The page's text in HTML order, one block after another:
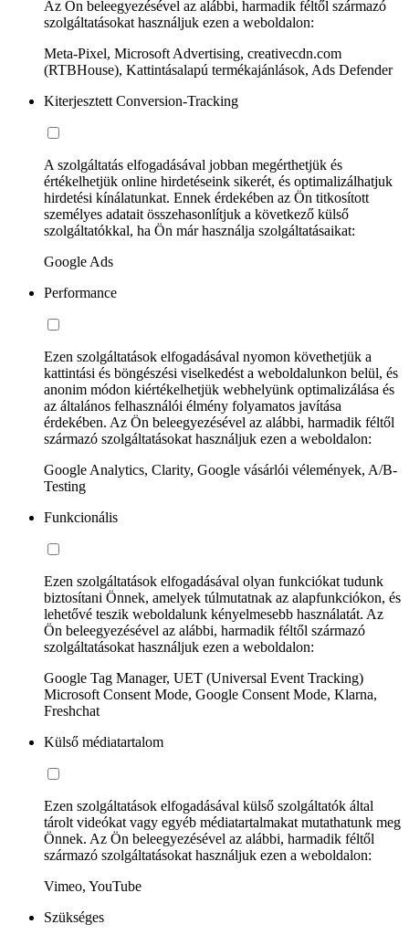
Az Ön beleegyezésével az alábbi, harmadik féltől származó
szolgáltatásokat használjuk ezen a weboldalon:
Meta-Pixel, Microsoft Advertising, creativecdn.com
(RTBHouse), Kattintásalapú termékajánlások, Ads Defender
Kiterjesztett Conversion-Tracking
A szolgáltatás elfogadásával jobban megérthetjük és
értékelhetjük online hirdetéseink sikerét, és optimalizálhatjuk
hirdetési kínálatunkat. Ennek érdekében az Ön titkosított
személyes adatait összehasonlítjuk a következő külső
szolgáltatókkal, ha Ön már használja szolgáltatásaikat:
Google Ads
Performance
Ezen szolgáltatások elfogadásával nyomon követhetjük a
kattintási és böngészési viselkedést a weboldalunkon belül, és
anonim módon kiértékelhetjük webhelyünk optimalizálása és
az általános felhasználói élmény folyamatos javítása
érdekében. Az Ön beleegyezésével az alábbi, harmadik féltől
származó szolgáltatásokat használjuk ezen a weboldalon:
Google Analytics, Clarity, Google vásárlói vélemények, A/B-
Testing
Funkcionális
Ezen szolgáltatások elfogadásával olyan funkciókat tudunk
biztosítani Önnek, amelyek túlmutatnak az alapfunkciókon, és
lehetővé teszik weboldalunk kényelmesebb használatát. Az
Ön beleegyezésével az alábbi, harmadik féltől származó
szolgáltatásokat használjuk ezen a weboldalon:
Google Tag Manager, UET (Universal Event Tracking)
Microsoft Consent Mode, Google Consent Mode, Klarna,
Freshchat
Külső médiatartalom
Ezen szolgáltatások elfogadásával külső szolgáltatók által
tárolt videókat vagy egyéb médiatartalmakat mutathatunk meg
Önnek. Az Ön beleegyezésével az alábbi, harmadik féltől
származó szolgáltatásokat használjuk ezen a weboldalon:
Vimeo, YouTube
Szükséges